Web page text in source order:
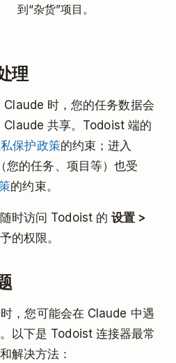
到“杂货”项目。
理
时，您的任务数据会
共享。Todoist 端的
保护政策的约束；进入
您的任务、项目等）也受
的约束。
时访问 Todoist 的设置 >
的权限。
，您可能会在 Claude 中遇
以下是 Todoist 连接器最常
解决方法：